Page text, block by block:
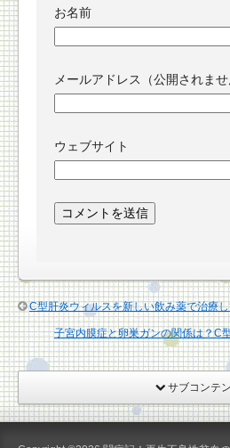
お名前
メールアドレス（公開されませ
ウェブサイト
C型肝炎ウィルスを新しい飲み薬で治療
子宮内膜症と卵巣ガンの関係は？C
サブコンテ